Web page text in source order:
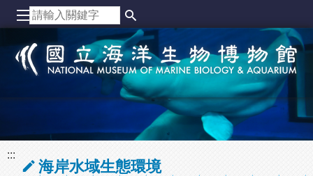
跳到主要內容區塊
:::
海岸水域生態環境